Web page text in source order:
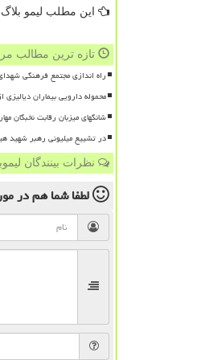
این مطلب لیمو
تازه ترین مطالب
راه اندازی مجتمع فرهنگی
محموله دارویی بیماران
شانگهای میزبان رقابت نخبگان
در تشییع میلیونی رهبر شهید
نظرات بینندگان
لطفا شما همدر